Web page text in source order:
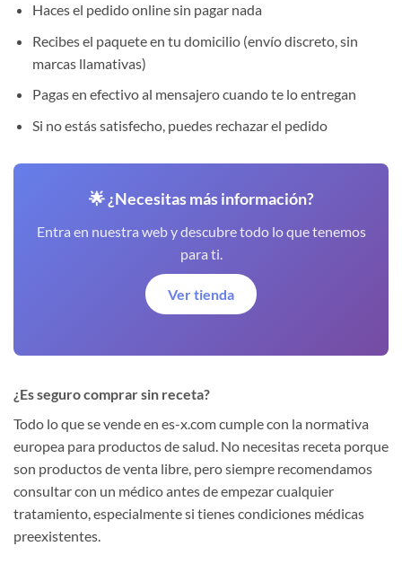
Haces el pedido online sin pagar nada
Recibes el paquete en tu domicilio (envío discreto, sin
marcas llamativas)
Pagas en efectivo al mensajero cuando te lo entregan
Si no estás satisfecho, puedes rechazar el pedido
🌟 ¿Necesitas más información?
Entra en nuestra web y descubre todo lo que tenemos
para ti.
Ver tienda
¿Es seguro comprar sin receta?
Todo lo que se vende en es-x.com cumple con la normativa
europea para productos de salud. No necesitas receta porque
son productos de venta libre, pero siempre recomendamos
consultar con un médico antes de empezar cualquier
tratamiento, especialmente si tienes condiciones médicas
preexistentes.